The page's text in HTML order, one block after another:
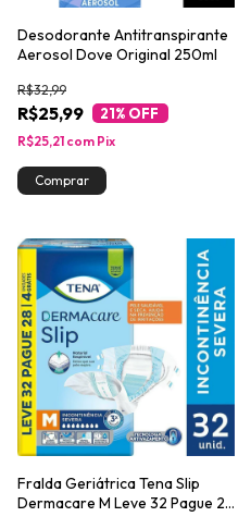
Desodorante Antitranspirante
Aerosol Dove Original 250ml
R$25,99
R$32,99
21% OFF
R$25,21 com Pix
Fralda Geriátrica Tena Slip
Dermacare M Leve 32 Pague 28